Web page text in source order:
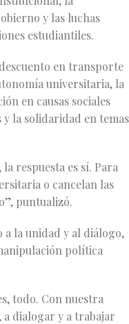
y las luchas
estudiantiles.
en transporte
universitaria, la
en causas sociales
y la solidaridad en temas
respuesta es sí. Para
o cancelan las
puntualizó.
a la unidad y al diálogo,
política
todo. Con nuestra
a dialogar y a trabajar